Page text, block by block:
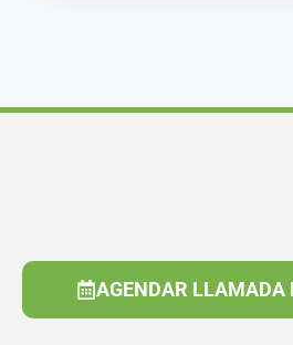
AGENDAR LLAMADA